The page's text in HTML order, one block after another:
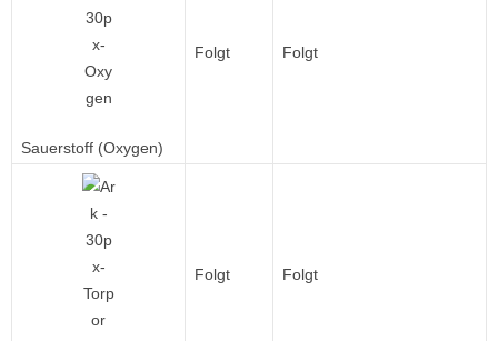
Sauerstoff (Oxygen)
Folgt Folgt
Folgt Folgt